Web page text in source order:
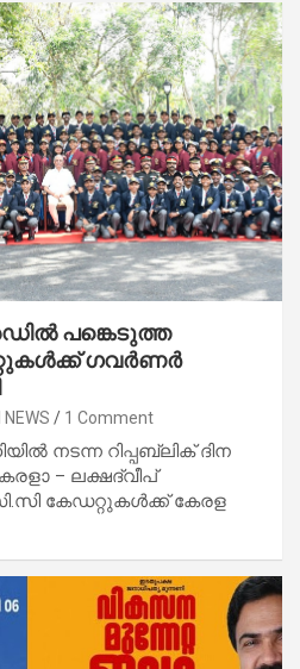
പങ്കെടുത്ത
ഗവർണർ
1 Comment
നടന്ന റിപ്പബ്ലിക് ദിന
– ലക്ഷദ്വീപ്
കേഡറ്റുകൾക്ക് കേരള